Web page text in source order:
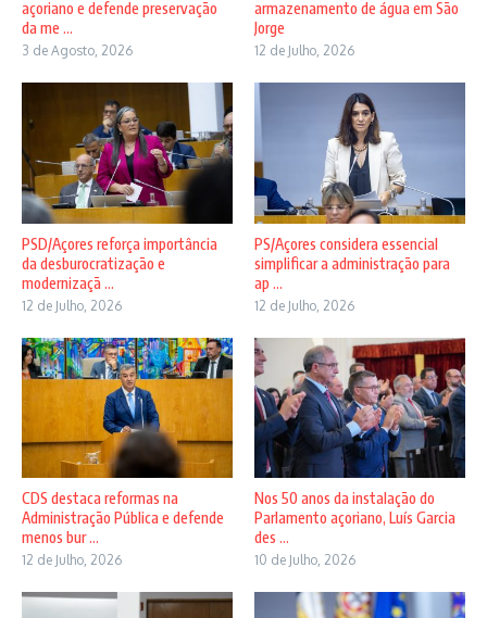
açoriano e defende preservação
da me ...
3 de Agosto, 2026
armazenamento de água em São
Jorge
12 de Julho, 2026
PSD/Açores reforça importância
da desburocratização e
modernizaçã ...
12 de Julho, 2026
PS/Açores considera essencial
simplificar a administração para
ap ...
12 de Julho, 2026
CDS destaca reformas na
Administração Pública e defende
menos bur ...
12 de Julho, 2026
Nos 50 anos da instalação do
Parlamento açoriano, Luís Garcia
des ...
10 de Julho, 2026